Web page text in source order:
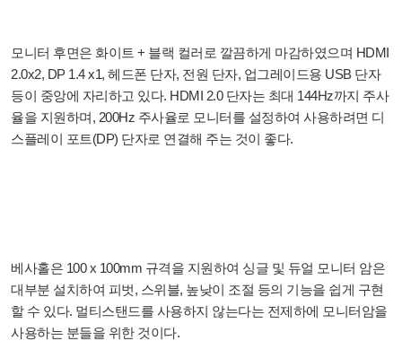
모니터 후면은 화이트 + 블랙 컬러로 깔끔하게 마감하였으며 HDMI
2.0x2, DP 1.4 x1, 헤드폰 단자, 전원 단자, 업그레이드용 USB 단자
등이 중앙에 자리하고 있다. HDMI 2.0 단자는 최대 144Hz까지 주사
율을 지원하며, 200Hz 주사율로 모니터를 설정하여 사용하려면 디
스플레이 포트(DP) 단자로 연결해 주는 것이 좋다.
베사홀은 100 x 100mm 규격을 지원하여 싱글 및 듀얼 모니터 암은
대부분 설치하여 피벗, 스위블, 높낮이 조절 등의 기능을 쉽게 구현
할 수 있다. 멀티스탠드를 사용하지 않는다는 전제하에 모니터암을
사용하는 분들을 위한 것이다.